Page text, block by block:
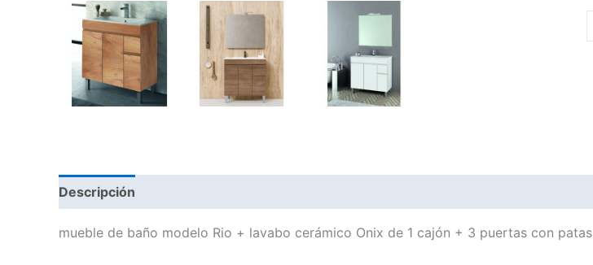
Descripción
mueble de baño modelo Rio + lavabo cerámico Onix de 1 cajón + 3 puertas con patas